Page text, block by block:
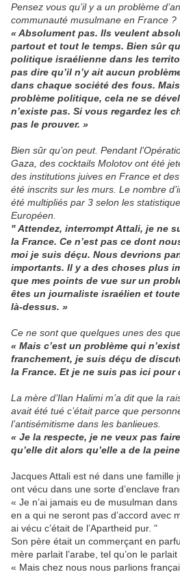
Pensez vous qu’il y a un problème
communauté musulmane en France ?
« Absolument pas. Ils veulent
partout et tout le temps. Bien sûr
politique israélienne dans les
pas dire qu’il n’y ait aucun
dans chaque société des fous.
problème politique, cela ne se
n’existe pas. Si vous regardez les
pas le prouver. »
Bien sûr qu’on peut. Pendant
Gaza, des cocktails Molotov ont été
des institutions juives en France et
été inscrits sur les murs. Le nombre
été multipliés par 3 selon les
Européen.
" Attendez, interrompt Attali, je ne
la France. Ce n’est pas ce dont
moi je suis déçu. Nous devrions
importants. Il y a des choses plus
que mes points de vue sur un
êtes un journaliste israélien et
là-dessus. »
Ce ne sont que quelques unes des
« Mais c’est un problème qui
franchement, je suis déçu de
la France. Et je ne suis pas ici pour
La mère d’Ilan Halimi m’a dit que la
avait été tué c’était parce que
l’antisémitisme dans les banlieues.
« Je la respecte, je ne veux pas
qu’elle dit alors qu’elle a de la
Jacques Attali est né dans une famille
ont vécu dans une sorte d’enclave
« Je n’ai jamais eu de musulman
en a qui ne seront pas d’accord avec
ai vécu c’était de l’Apartheid pur. "
Son père était un commerçant en
mère parlait l’arabe, tel qu’on le
« Mais chez nous nous parlions